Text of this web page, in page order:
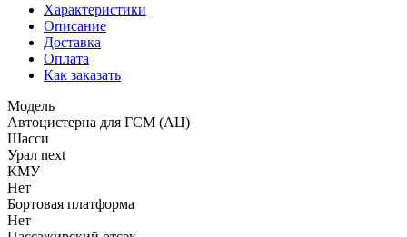
Характеристики
Описание
Доставка
Оплата
Как заказать
Модель
Автоцистерна для ГСМ (АЦ)
Шасси
Урал next
КМУ
Нет
Бортовая платформа
Нет